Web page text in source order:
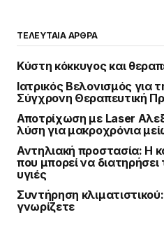
ΤΕΛΕΥΤΑΙΑ ΑΡΘΡΑ
Κύστη κόκκυγος και
Ιατρικός Βελονισμός για
Σύγχρονη Θεραπευτική
Αποτρίχωση με Laser
λύση για μακροχρόνια
Αντηλιακή προστασία: Η
που μπορεί να διατηρήσει
υγιές
Συντήρηση
γνωρίζετε